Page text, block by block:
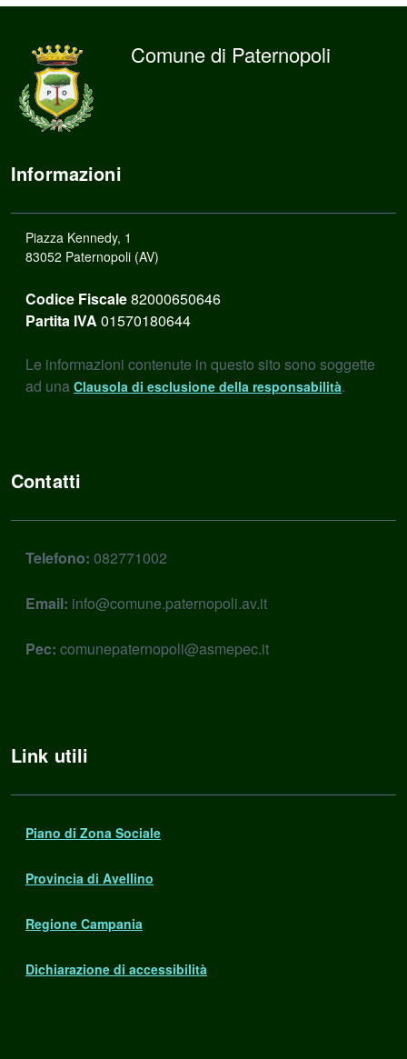
Comune di Paternopoli
Informazioni
Piazza Kennedy, 1
83052 Paternopoli (AV)
Codice Fiscale82000650646
Partita IVA 01570180644
Le informazioni contenute in questo sito sono soggette
ad una Clausola di esclusione della responsabilità.
Contatti
Telefono: 082771002
Email: info@comune.paternopoli.av.it
Pec: comunepaternopoli@asmepec.it
Link utili
Piano di Zona Sociale
Provincia di Avellino
Regione Campania
Dichiarazione di accessibilità